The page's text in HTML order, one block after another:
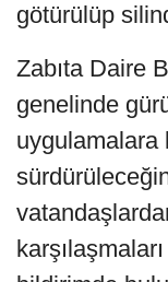
götürülüp
Zabıta Daire
genelinde
uygulamalara